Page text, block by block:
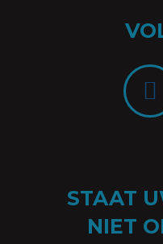
STAAT
NIET